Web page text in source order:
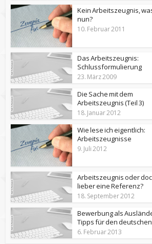
Kein Arbeitszeugnis,
nun?
10. Februar 2011
Das Arbeitszeugnis:
Schlussformulierung
23. März 2009
Die Sache mit dem
Arbeitszeugnis (Teil 3)
18. Januar 2012
Wie lese ich eigentlich:
Arbeitszeugnisse
9. Juli 2012
Arbeitszeugnis oder
lieber eine Referenz?
18. September 2012
Bewerbung als
Tipps für den
6. Februar 2013